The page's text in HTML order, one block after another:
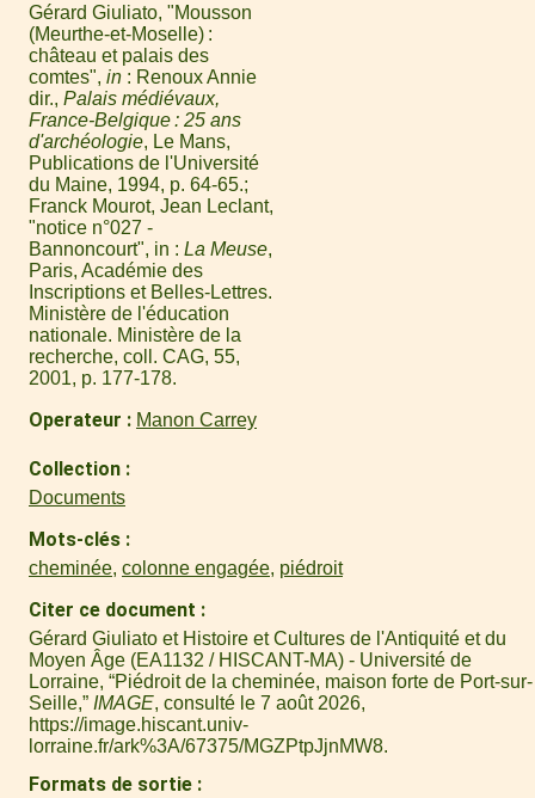
Gérard Giuliato, "Mousson
(Meurthe-et-Moselle) :
château et palais des
comtes", in : Renoux Annie
dir., Palais médiévaux,
France-Belgique : 25 ans
d'archéologie, Le Mans,
Publications de l'Université
du Maine, 1994, p. 64-65.
Franck Mourot, Jean Leclant,
"notice n°027 -
Bannoncourt", in : La Meuse,
Paris, Académie des
Inscriptions et Belles-Lettres.
Ministère de l'éducation
nationale. Ministère de la
recherche, coll. CAG, 55,
2001, p. 177-178.
Operateur Manon Carrey
Collection
Documents
Mots-clés
cheminée, colonne engagée, piédroit
Citer ce document
Gérard Giuliato et Histoire et Cultures de l'Antiquité et du
Moyen Âge (EA1132 / HISCANT-MA) - Université de
Lorraine, “Piédroit de la cheminée, maison forte de Port-sur-
Seille,” IMAGE, consulté le 7 août 2026,
https://image.hiscant.univ-
lorraine.fr/ark%3A/67375/MGZPtpJjnMW8.
Formats de sortie